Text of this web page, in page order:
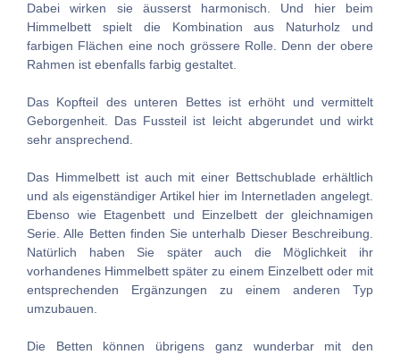
Dabei wirken sie äusserst harmonisch. Und hier beim
Himmelbett spielt die Kombination aus Naturholz und
farbigen Flächen eine noch grössere Rolle. Denn der obere
Rahmen ist ebenfalls farbig gestaltet.
Das Kopfteil des unteren Bettes ist erhöht und vermittelt
Geborgenheit. Das Fussteil ist leicht abgerundet und wirkt
sehr ansprechend.
Das Himmelbett ist auch mit einer Bettschublade erhältlich
und als eigenständiger Artikel hier im Internetladen angelegt.
Ebenso wie Etagenbett und Einzelbett der gleichnamigen
Serie. Alle Betten finden Sie unterhalb Dieser Beschreibung.
Natürlich haben Sie später auch die Möglichkeit ihr
vorhandenes Himmelbett später zu einem Einzelbett oder mit
entsprechenden Ergänzungen zu einem anderen Typ
umzubauen.
Die Betten können übrigens ganz wunderbar mit den